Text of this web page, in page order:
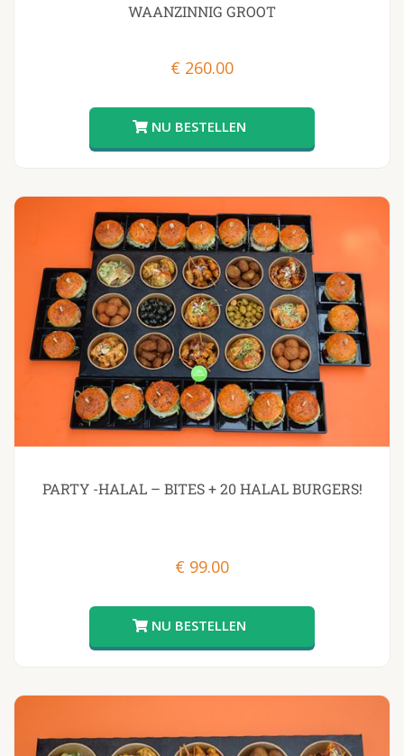
WAANZINNIG GROOT
€ 260.00
PARTY -HALAL – BITES + 20 HALAL BURGERS!
€ 99.00